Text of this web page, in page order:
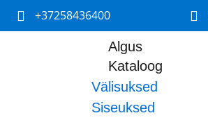
+37258436400
Algus
Kataloog
Välisuksed
Siseuksed